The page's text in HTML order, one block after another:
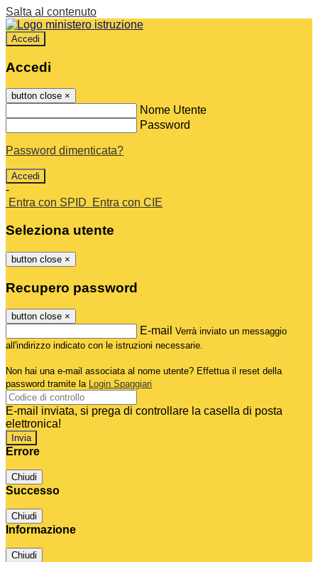
Salta al contenuto
Accedi
Accedi
button close ×
Nome Utente
Password
Password dimenticata?
-
Entra con SPID
Entra con CIE
Seleziona utente
button close ×
Recupero password
button close ×
E-mail Verrà inviato un messaggio
all'indirizzo indicato con le istruzioni necessarie.
Non hai una e-mail associata al nome utente? Effettua il reset della
password tramite la Login Spaggiari
E-mail inviata, si prega di controllare la casella di posta
elettronica!
Errore
Chiudi
Successo
Chiudi
Informazione
Chiudi